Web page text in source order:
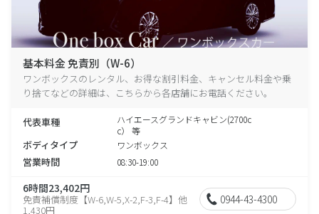
基本料金 免責別（W-6）
ワンボックスのレンタル、お得な割引料金、キャンセル料金や乗
り捨てなどの詳細は、こちらから各店舗にお電話ください。
代表車種
ハイエースグランドキャビン(2700c
c） 等
ボディタイプ ワンボックス
営業時間 08:30-19:00
6時間23,402円
免責補償制度【W-6,W-5,X-2,F-3,F-4】他
1,430円
0944-43-4300